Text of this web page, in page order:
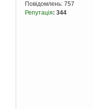
Повідомлень: 757
Репутація: 344